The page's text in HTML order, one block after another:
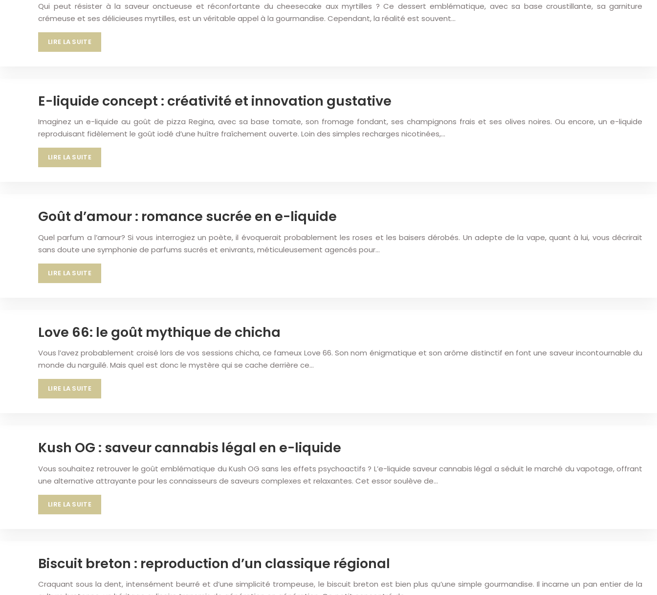
Qui peut résister à la saveur onctueuse et réconfortante du cheesecake aux myrtilles ? Ce dessert emblématique, avec sa base croustillante, sa garniture
crémeuse et ses délicieuses myrtilles, est un véritable appel à la gourmandise. Cependant, la réalité est souvent…
LIRE LA SUITE
E-liquide concept : créativité et innovation gustative
Imaginez un e-liquide au goût de pizza Regina, avec sa base tomate, son fromage fondant, ses champignons frais et ses olives noires. Ou encore, un e-liquide
reproduisant fidèlement le goût iodé d’une huître fraîchement ouverte. Loin des simples recharges nicotinées,…
LIRE LA SUITE
Goût d’amour : romance sucrée en e-liquide
Quel parfum a l’amour? Si vous interrogiez un poète, il évoquerait probablement les roses et les baisers dérobés. Un adepte de la vape, quant à lui, vous décrirait
sans doute une symphonie de parfums sucrés et enivrants, méticuleusement agencés pour…
LIRE LA SUITE
Love 66: le goût mythique de chicha
Vous l’avez probablement croisé lors de vos sessions chicha, ce fameux Love 66. Son nom énigmatique et son arôme distinctif en font une saveur incontournable du
monde du narguilé. Mais quel est donc le mystère qui se cache derrière ce…
LIRE LA SUITE
Kush OG : saveur cannabis légal en e-liquide
Vous souhaitez retrouver le goût emblématique du Kush OG sans les effets psychoactifs ? L’e-liquide saveur cannabis légal a séduit le marché du vapotage, offrant
une alternative attrayante pour les connaisseurs de saveurs complexes et relaxantes. Cet essor soulève de…
LIRE LA SUITE
Biscuit breton : reproduction d’un classique régional
Craquant sous la dent, intensément beurré et d’une simplicité trompeuse, le biscuit breton est bien plus qu’une simple gourmandise. Il incarne un pan entier de la